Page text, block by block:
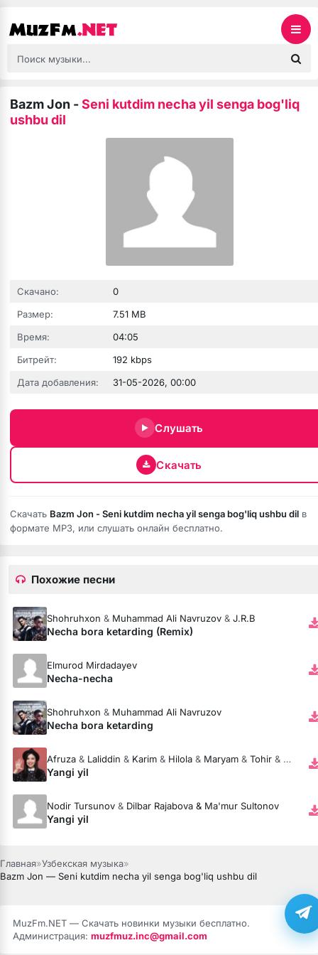
Bazm Jon -Seni kutdim necha yil senga bog'liq
ushbu dil
Скачано:
0
Размер:
7.51 MB
Время:
04:05
Битрейт:
192 kbps
Дата добавления:
31-05-2026, 00:00
Слушать
Скачать
Скачать Bazm Jon - Seni kutdim necha yil senga bog'liq ushbu dil в
формате MP3, или слушать онлайн бесплатно.
Похожие песни
Shohruhxon & Muhammad Ali Navruzov & J.R.B
Necha bora ketarding (Remix)
Elmurod Mirdadayev
Necha-necha
Shohruhxon & Muhammad Ali Navruzov
Necha bora ketarding
Afruza & Laliddin & Karim & Hilola & Maryam & Tohir &
Yangi yil
Nodir Tursunov & Dilbar Rajabova & Ma'mur Sultonov
Yangi yil
Главная»Узбекская музыка»
Bazm Jon — Seni kutdim necha yil senga bog'liq ushbu dil
MuzFm.NET — Скачать новинки музыки бесплатно.
Администрация: muzfmuz.inc@gmail.com